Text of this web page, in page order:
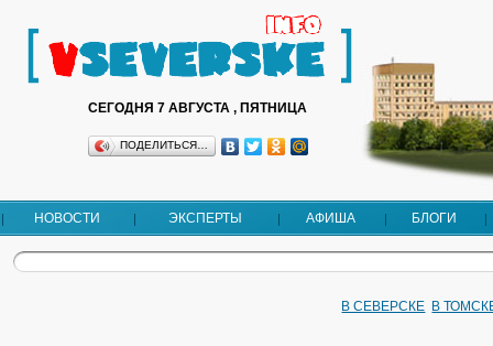
СЕГОДНЯ 7 АВГУСТА , ПЯТНИЦА
ПОДЕЛИТЬСЯ…
НОВОСТИ ЭКСПЕРТЫ АФИША БЛОГИ
В СЕВЕРСКЕ В